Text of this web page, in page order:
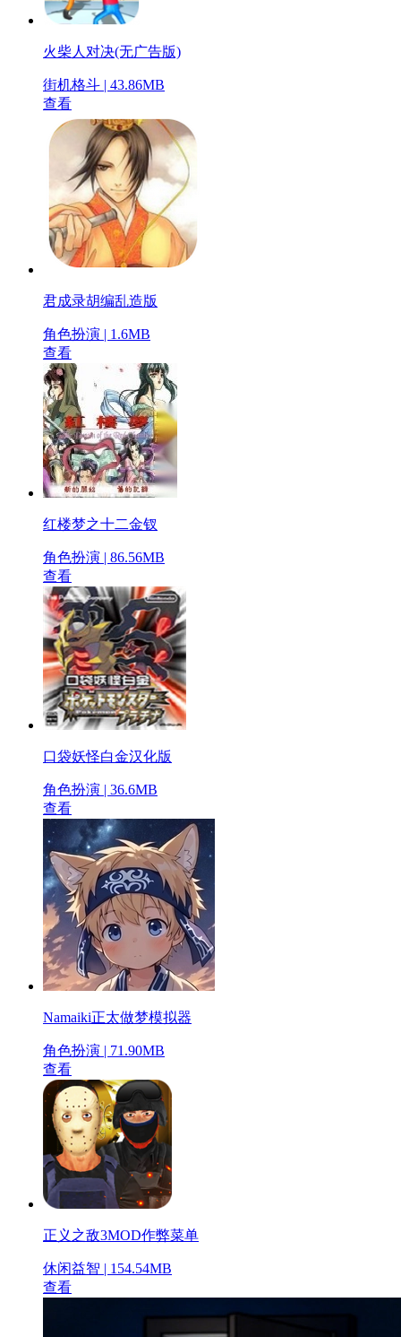
火柴人对决(无广告版)
街机格斗 | 43.86MB
查看
君成录胡编乱造版
角色扮演 | 1.6MB
查看
红楼梦之十二金钗
角色扮演 | 86.56MB
查看
口袋妖怪白金汉化版
角色扮演 | 36.6MB
查看
Namaiki正太做梦模拟器
角色扮演 | 71.90MB
查看
正义之敌3MOD作弊菜单
休闲益智 | 154.54MB
查看